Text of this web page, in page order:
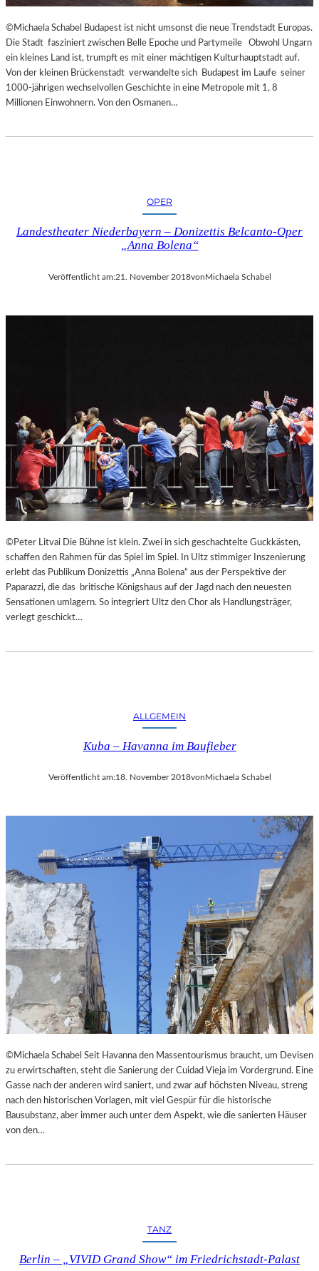
R
T
Z
U
E
R
A
O
S
T
E
R
F
E
S
S
P
I
E
L
©Michaela Schabel Budapest ist nicht umsonst die neue Trendstadt Europas.
Die Stadt fasziniert zwischen Belle Epoche und Partymeile Obwohl Ungarn
ein kleines Land ist, trumpft es mit einer mächtigen Kulturhauptstadt auf.
Von der kleinen Brückenstadt verwandelte sich Budapest im Laufe seiner
1000-jährigen wechselvollen Geschichte in eine Metropole mit 1, 8
Millionen Einwohnern. Von den Osmanen…
OPER
Landestheater Niederbayern – Donizettis Belcanto-Oper
„Anna Bolena“
Veröffentlicht am:21. November 2018vonMichaela Schabel
©Peter Litvai Die Bühne ist klein. Zwei in sich geschachtelte Guckkästen,
schaffen den Rahmen für das Spiel im Spiel. In Ultz stimmiger Inszenierung
erlebt das Publikum Donizettis „Anna Bolena“ aus der Perspektive der
Paparazzi, die das britische Königshaus auf der Jagd nach den neuesten
Sensationen umlagern. So integriert Ultz den Chor als Handlungsträger,
verlegt geschickt…
ALLGEMEIN
Kuba – Havanna im Baufieber
Veröffentlicht am:18. November 2018vonMichaela Schabel
©Michaela Schabel Seit Havanna den Massentourismus braucht, um Devisen
zu erwirtschaften, steht die Sanierung der Cuidad Vieja im Vordergrund. Eine
Gasse nach der anderen wird saniert, und zwar auf höchsten Niveau, streng
nach den historischen Vorlagen, mit viel Gespür für die historische
Bausubstanz, aber immer auch unter dem Aspekt, wie die sanierten Häuser
von den…
TANZ
Berlin – „VIVID Grand Show“ im Friedrichstadt-Palast